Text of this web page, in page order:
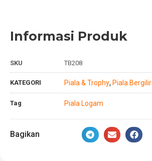
Informasi Produk
SKU TB208
KATEGORI Piala & Trophy, Piala Bergilir
Tag Piala Logam
Bagikan